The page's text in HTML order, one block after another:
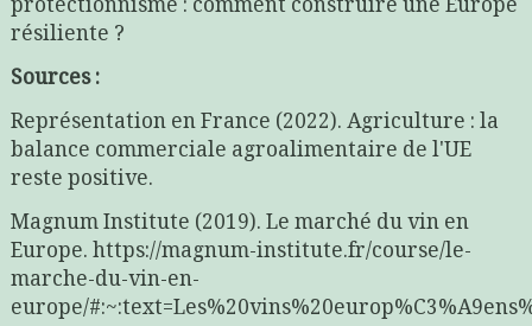
protectionnisme : comment construire une Europe
résiliente ?
Sources :
Représentation en France (2022). Agriculture : la
balance commerciale agroalimentaire de l'UE
reste positive.
Magnum Institute (2019). Le marché du vin en
Europe. https://magnum-institute.fr/course/le-
marche-du-vin-en-
europe/